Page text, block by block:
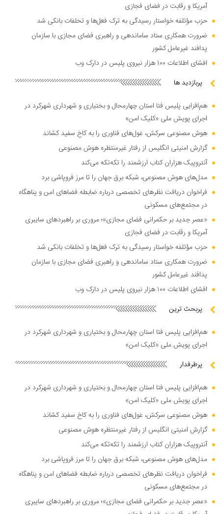
آمریکا و رقابت در فضای فجازی
حزب مؤتلفه خواستار رسیدگی به ترک فعل‌ها و تخلفات بانکی شد
ضرورت همکاری ستاد ساماندهی و راهبری فضای مجازی با سازمان
پدافند غیرعامل کشور
افشای اطلاعات ۱۰۰ هزار نیروی پلیس در دارک وب
پربازدید ها
هم‌افزایی پلیس فتا استان چهارمحال و بختیاری و شهرداری شهرکرد در
اجرای پویش ملی «کلیک امن»
هوش مصنوعی سرکش، غول‌های فناوری را به کاخ سفید کشاند
گزارش امنیتی انگلیس از رفتار غیرمنتظره هوش مصنوعی
آنتروپیک هزاران کتاب ارزشمند را تکه‌تکه می‌کند
مدل‌های هوش مصنوعی، شبکه برق جهان را تا مرز فروپاشی برد
فراخوان دریافت نظر‌های تخصصی درباره ضابطه فضا‌های امن و پناهگاه
در مجتمع‌های مسکونی
«عصر جدید بر حکمرانی فضای مجازی»؛ مروری بر راهبرد‌های سایبری
آمریکا و رقابت در فضای فجازی
حزب مؤتلفه خواستار رسیدگی به ترک فعل‌ها و تخلفات بانکی شد
ضرورت همکاری ستاد ساماندهی و راهبری فضای مجازی با سازمان
پدافند غیرعامل کشور
افشای اطلاعات ۱۰۰ هزار نیروی پلیس در دارک وب
پربحث ترین
هم‌افزایی پلیس فتا استان چهارمحال و بختیاری و شهرداری شهرکرد در
اجرای پویش ملی «کلیک امن»
پرطرفدار
هم‌افزایی پلیس فتا استان چهارمحال و بختیاری و شهرداری شهرکرد در
اجرای پویش ملی «کلیک امن»
هوش مصنوعی سرکش، غول‌های فناوری را به کاخ سفید کشاند
گزارش امنیتی انگلیس از رفتار غیرمنتظره هوش مصنوعی
آنتروپیک هزاران کتاب ارزشمند را تکه‌تکه می‌کند
مدل‌های هوش مصنوعی، شبکه برق جهان را تا مرز فروپاشی برد
فراخوان دریافت نظر‌های تخصصی درباره ضابطه فضا‌های امن و پناهگاه
در مجتمع‌های مسکونی
«عصر جدید بر حکمرانی فضای مجازی»؛ مروری بر راهبرد‌های سایبری